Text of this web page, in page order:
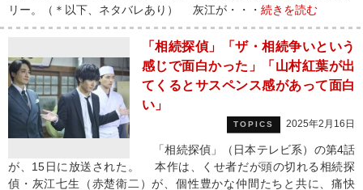
リー。（＊以下、ネタバレあり） 灰江が・・・ 続きを読む
「相続探偵」「ザ・相続争いという
感じで面白かった」「山村紅葉が出
てくるとサスペンス感があって面白
い」
TOPICS 2025年2月16日
「相続探偵」（日本テレビ系）の第4話
が、15日に放送された。 本作は、くせ者だが頭の切れる相続探
偵・灰江七生（赤楚衛二）が、個性豊かな仲間たちと共に、痛快